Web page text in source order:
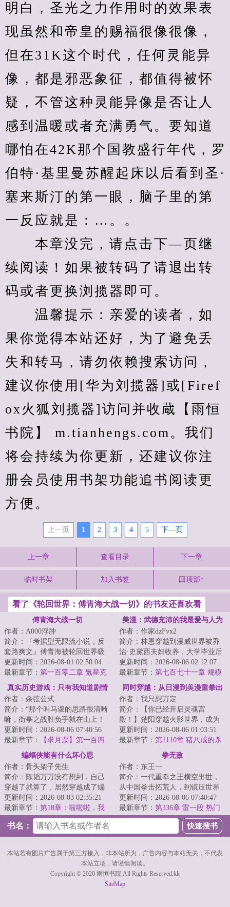
明白，圣光之力作用时的效果表
现虽然和帝皇的赐福很像很像，
但在31K这个时代，任何灵能异
像，都是邪恶象征，都值得被怀
疑，不管这种灵能异像是否让人
感到温暖或者充满勇气。要知道
哪怕在42K那个国教盛行年代，罗
伯特·基里曼苏醒起床以后看到圣·
塞来斯汀的第一眼，脑子里的第
一反应就是：…。。
本章没完，请点击下—页继
续阅读！如果被转码了请退出转
码或者更换浏揽器即可。
温馨提示：亲爱的读者，如
果你觉得本站还好，为了避免丢
失和转马，请勿依赖搜索访问，
建议你使用[华为刘揽器]或[Firef
ox火狐刘揽器]访问并收蔵【雨恒
书院】 m.tianhengs.com。我们
将会持续为你更新，还建议你注
册会员使用书架功能追书阅读更
方便。
上一页 1 2 3 4 5 下—页
上一章 查看目录 下一章
临时书架 加入书签 回顶部↑
看了《轮回世界：傅青海大战一切》的书友还喜欢看
傅青海大战一切
作者：A000浮肿
简介：『考据型无限流小说，反
套路爽文』傅青海被轮回世界吸
入了，当他目睹了异形大战食死
徒、绝地武士大...
更新时间：2026-08-01 02:50:04
最新章节： 第一百零二章 氪星克
星
美漫：武德充沛的我最爱与人为
善
作者：作家dzFvx2
简介：林恩穿越到漫威世界被乔
治·史黛西夫妇收养，大学毕业后
成为纽约FBI一员，还以为自己这
辈子没有金...
更新时间：2026-08-06 02:12:07
最新章节： 第七百七十一章 规模
最大的安保挑战！
真实历史游戏：只有我知道剧情
作者：余弦公式
简介：“那个叫马谡的思路很清晰
嘛，街亭之战胜负手就在山上！
连山都不敢占的，都是庸才，根
本不足为虑！...
更新时间：2026-08-06 07:40:56
最新章节：
【求月票】第一百四
十八章 名望结算！
同时穿越：从日漫到美漫重拳出
击
作者：我只想万定
简介：【你已经开启灵魂宫
殿！】楚阳穿越火影世界，成为
千手一族一员，但似乎穿越的有
点早，穿越忍村都还...
更新时间：2026-08-06 01:03:51
最新章节： 第1110章 猪八戒的杀
蝙蝠侠能有什么坏心思
作者：骨头架子先生
简介：陈韬万万没有想到，自己
穿越了就算了，居然穿越成了蝙
蝠侠本人。众所周知，蝙蝠侠聪
明绝顶，智慧超...
更新时间：2026-08-03 02:35:21
最新章节： 第18章：啦啦啦，我
是卖挂的小行家
拳无敌
作者：东王一
简介：一代重拳之王横空出世，
从中国拳击拓荒人，到镇压世界
重量级拳坛，凭拳感拟态矩阵丈
量拳台，以一双...
更新时间：2026-08-06 07:40:47
最新章节： 第336章 雷一段 热门
与冷门
书名：
本站若有图片广告属于第三方接入，非本站所为，广告内容与本站无关，不代表
本站立场，请谨慎阅读。
Copyright © 2020 雨恒书院 All Rights Reserved.kk
SiteMap